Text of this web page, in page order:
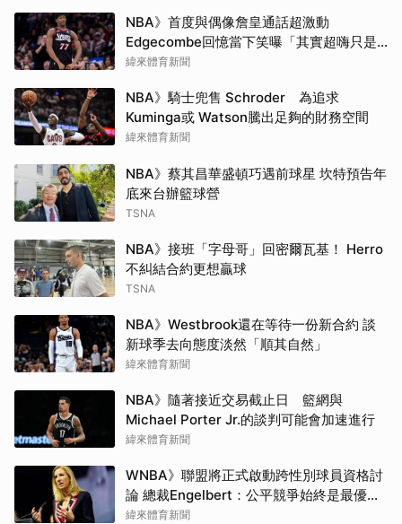
NBA》首度與偶像詹皇通話超激動
Edgecombe回憶當下笑曝「其實超嗨只是
在裝酷」
緯來體育新聞
NBA》騎士兜售 Schroder 為追求
Kuminga或 Watson騰出足夠的財務空間
緯來體育新聞
NBA》蔡其昌華盛頓巧遇前球星 坎特預告年
底來台辦籃球營
TSNA
NBA》接班「字母哥」回密爾瓦基！ Herro
不糾結合約更想贏球
TSNA
NBA》Westbrook還在等待一份新合約 談
新球季去向態度淡然「順其自然」
緯來體育新聞
NBA》隨著接近交易截止日 籃網與
Michael Porter Jr.的談判可能會加速進行
緯來體育新聞
WNBA》聯盟將正式啟動跨性別球員資格討
論 總裁Engelbert：公平競爭始終是最優先
事項
緯來體育新聞